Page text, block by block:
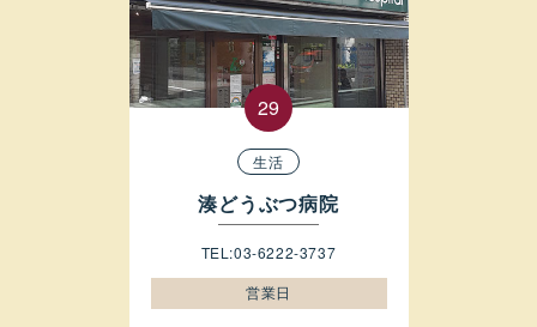
生活
湊どうぶつ病院
TEL:03-6222-3737
営業日